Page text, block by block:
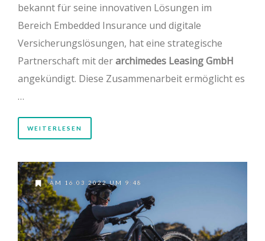
bekannt für seine innovativen Lösungen im
Bereich Embedded Insurance und digitale
Versicherungslösungen, hat eine strategische
Partnerschaft mit derarchimedes Leasing GmbH
angekündigt. Diese Zusammenarbeit ermöglicht es
…
WEITERLESEN
AM 16.03.2022 UM 9:48